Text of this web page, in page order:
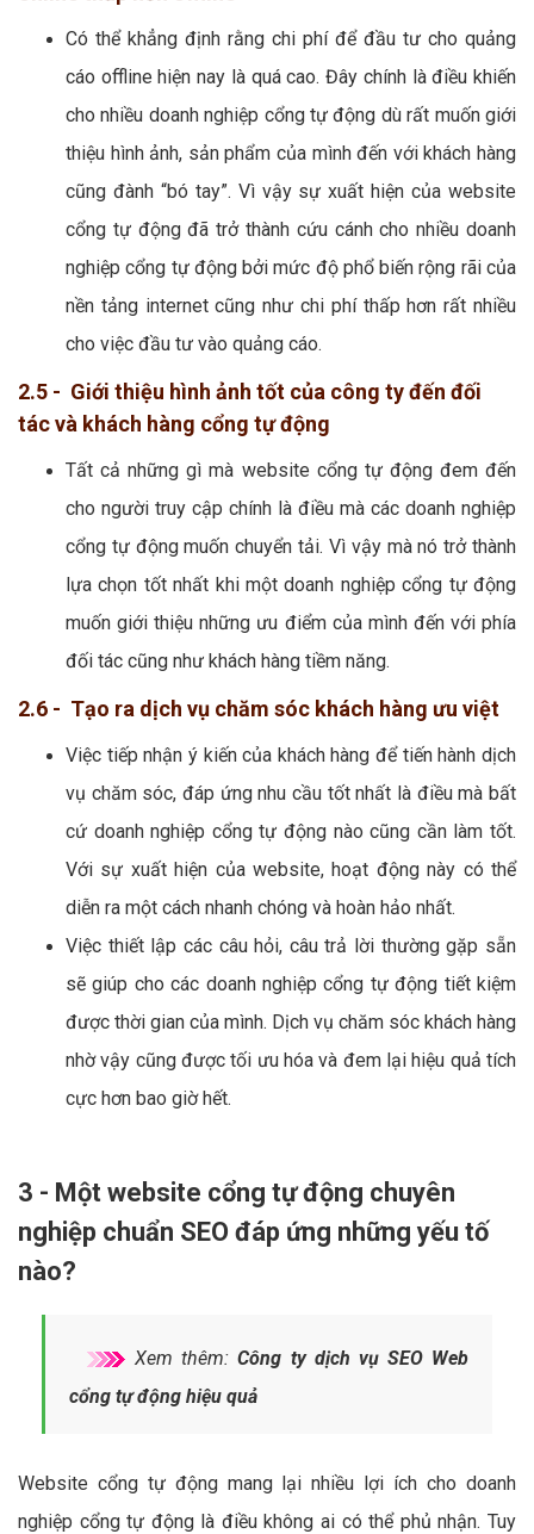
Có thể khẳng định rằng chi phí để đầu tư cho quảng
cáo offline hiện nay là quá cao. Đây chính là điều khiến
cho nhiều doanh nghiệp cổng tự động dù rất muốn giới
thiệu hình ảnh, sản phẩm của mình đến với khách hàng
cũng đành “bó tay”. Vì vậy sự xuất hiện của website
cổng tự động đã trở thành cứu cánh cho nhiều doanh
nghiệp cổng tự động bởi mức độ phổ biến rộng rãi của
nền tảng internet cũng như chi phí thấp hơn rất nhiều
cho việc đầu tư vào quảng cáo.
2.5 - Giới thiệu hình ảnh tốt của công ty đến đối
tác và khách hàng cổng tự động
Tất cả những gì mà website cổng tự động đem đến
cho người truy cập chính là điều mà các doanh nghiệp
cổng tự động muốn chuyển tải. Vì vậy mà nó trở thành
lựa chọn tốt nhất khi một doanh nghiệp cổng tự động
muốn giới thiệu những ưu điểm của mình đến với phía
đối tác cũng như khách hàng tiềm năng.
2.6 - Tạo ra dịch vụ chăm sóc khách hàng ưu việt
Việc tiếp nhận ý kiến của khách hàng để tiến hành dịch
vụ chăm sóc, đáp ứng nhu cầu tốt nhất là điều mà bất
cứ doanh nghiệp cổng tự động nào cũng cần làm tốt.
Với sự xuất hiện của website, hoạt động này có thể
diễn ra một cách nhanh chóng và hoàn hảo nhất.
Việc thiết lập các câu hỏi, câu trả lời thường gặp sẵn
sẽ giúp cho các doanh nghiệp cổng tự động tiết kiệm
được thời gian của mình. Dịch vụ chăm sóc khách hàng
nhờ vậy cũng được tối ưu hóa và đem lại hiệu quả tích
cực hơn bao giờ hết.
3 - Một website cổng tự động chuyên
nghiệp chuẩn SEO đáp ứng những yếu tố
nào?
Xem thêm:Công ty dịch vụ SEO Web
cổng tự động hiệu quả
Website cổng tự động mang lại nhiều lợi ích cho doanh
nghiệp cổng tự động là điều không ai có thể phủ nhận. Tuy